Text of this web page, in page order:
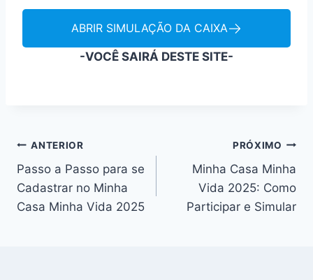
ABRIR SIMULAÇÃO DA CAIXA
-VOCÊ SAIRÁ DESTE SITE-
ANTERIOR
Passo a Passo para se
Cadastrar no Minha
Casa Minha Vida 2025
PRÓXIMO
Minha Casa Minha
Vida 2025: Como
Participar e Simular